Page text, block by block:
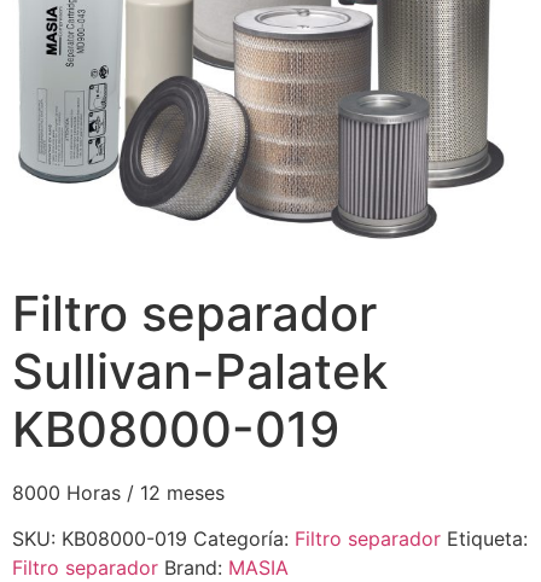
Filtro separador
Sullivan-Palatek
KB08000-019
8000 Horas / 12 meses
SKU: KB08000-019 Categoría: Filtro separador Etiqueta:
Filtro separador Brand: MASIA